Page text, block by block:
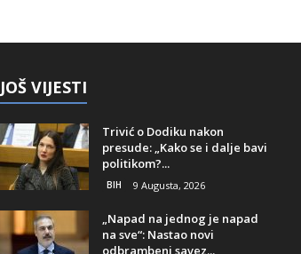
JOŠ VIJESTI
Trivić o Dodiku nakon
presude: „Kako se i dalje bavi
politikom?...
BIH 9 Augusta, 2026
„Napad na jednog je napad
na sve“: Nastao novi
odbrambeni savez...